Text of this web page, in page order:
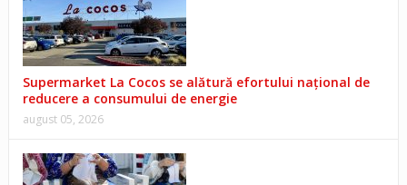
Supermarket La Cocos se alătură efortului național de
reducere a consumului de energie
august 05, 2026